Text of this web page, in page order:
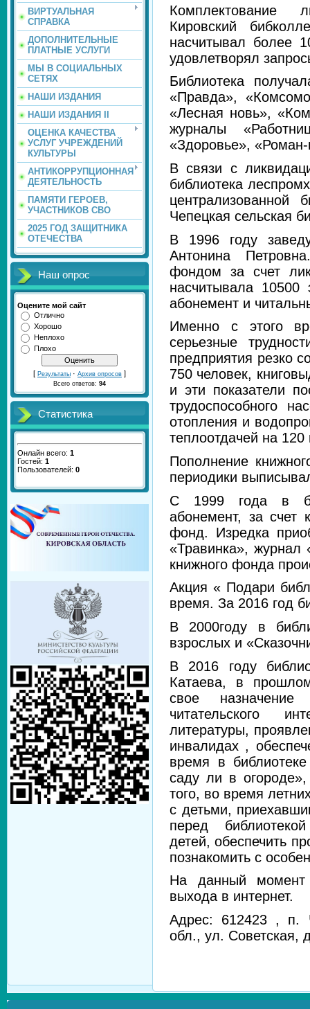
ВИРТУАЛЬНАЯ
СПРАВКА
ДОПОЛНИТЕЛЬНЫЕ
ПЛАТНЫЕ УСЛУГИ
МЫ В СОЦИАЛЬНЫХ
СЕТЯХ
НАШИ ИЗДАНИЯ
НАШИ ИЗДАНИЯ II
ОЦЕНКА КАЧЕСТВА
УСЛУГ УЧРЕЖДЕНИЙ
КУЛЬТУРЫ
АНТИКОРРУПЦИОННАЯ
ДЕЯТЕЛЬНОСТЬ
ПАМЯТИ ГЕРОЕВ,
УЧАСТНИКОВ СВО
2025 ГОД ЗАЩИТНИКА
ОТЕЧЕСТВА
Наш опрос
Оцените мой сайт
Отлично
Хорошо
Неплохо
Плохо
[ Результаты · Архив опросов ]
Всего ответов: 94
Статистика
Онлайн всего: 1
Гостей: 1
Пользователей: 0
Комплектование
Кировский
насчитывал более
удовлетворял
Библиотека
«Правда»,
«Лесная новь»,
журналы
«Здоровье», «Роман-
В связи с
библиотека
централизованной
Чепецкая сельская
В 1996 году
Антонина
фондом за счет
насчитывала 10500
абонемент и
Именно с этого
серьезные
предприятия резко
750 человек,
и эти показатели
трудоспособного
отопления и
теплоотдачей на
Пополнение
периодики
С 1999 года в
абонемент, за счет
фонд. Изредка
«Травинка», журнал
книжного фонда
Акция « Подари
время. За 2016 год
В 2000году в
взрослых и
В 2016 году
Катаева, в
свое
читательского
литературы,
инвалидах ,
время в
саду ли в
того, во время
с детьми,
перед
детей,обеспечить
познакомить с
На данный момент
выхода в интернет.
Адрес: 612423 , п.
обл., ул. Советская,